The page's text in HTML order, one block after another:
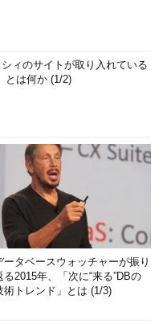
ィのサイトが取り入れている
とは何か (1/2)
ータベースウォッチャーが振り
る2015年、「次に“来る”DBの
術トレンド」とは (1/3)